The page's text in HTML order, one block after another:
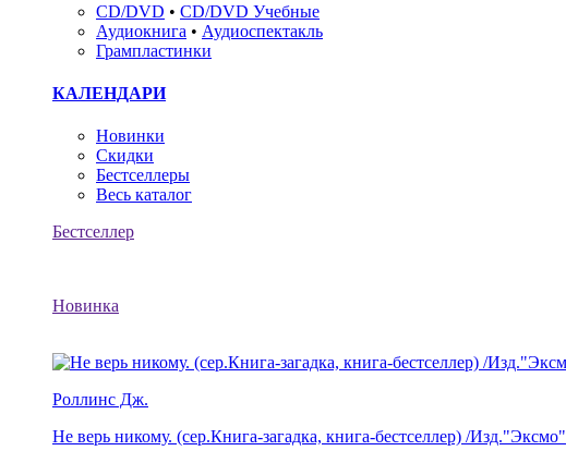
CD/DVD • CD/DVD Учебные
Аудиокнига • Аудиоспектакль
Грампластинки
КАЛЕНДАРИ
Новинки
Скидки
Бестселлеры
Весь каталог
Бестселлер
Новинка
Роллинс Дж.
Не верь никому. (сер.Книга-загадка, книга-бестселлер) /Изд."Эксмо"